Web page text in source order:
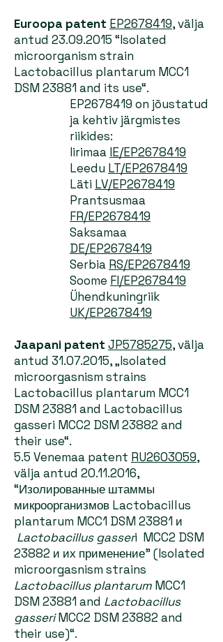
Euroopa patent EP2678419, välja
antud 23.09.2015 “Isolated
microorganism strain
Lactobacillus plantarum MCC1
DSM 23881 and its use“.
EP2678419 on jõustatud
ja kehtiv järgmistes
riikides:
Iirimaa IE/EP2678419
Leedu LT/EP2678419
Läti LV/EP2678419
Prantsusmaa
FR/EP2678419
Saksamaa
DE/EP2678419
Serbia RS/EP2678419
Soome FI/EP2678419
Ühendkuningriik
UK/EP2678419
Jaapani patent JP5785275, välja
antud 31.07.2015, „Isolated
microorgasnism strains
Lactobacillus plantarum MCC1
DSM 23881 and Lactobacillus
gasseri MCC2 DSM 23882 and
their use“.
5.5 Venemaa patent RU2603059,
välja antud 20.11.2016,
“Изолированные штаммы
микроорганизмов Lactobacillus
plantarum MCC1 DSM 23881 и
Lactobacillus gasseri MCC2 DSM
23882 и их применение” (Isolated
microorgasnism strains
Lactobacillus plantarum MCC1
DSM 23881 and Lactobacillus
gasseriMCC2 DSM 23882 and
their use)“.